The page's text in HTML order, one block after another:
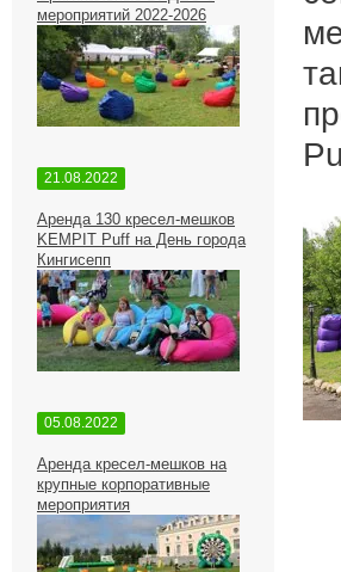
мероприятий 2022-2026
21.08.2022
Аренда 130 кресел-мешков
KEMPIT Puff на День города
Кингисепп
05.08.2022
Аренда кресел-мешков на
крупные корпоративные
мероприятия